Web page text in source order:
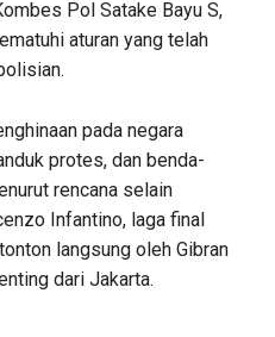
Pol Satake Bayu S,
aturan yang telah
pada negara
protes, dan benda-
rencana selain
Infantino, laga final
langsung oleh Gibran
dari Jakarta.